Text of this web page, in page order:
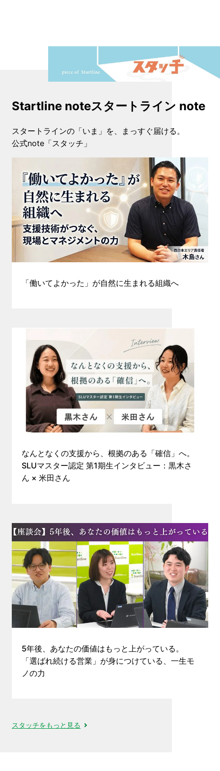
Startline noteスタートライン note
スタートラインの「いま」を、まっすぐ届ける。
公式note「スタッチ」
「働いてよかった」が自然に生まれる組織へ
なんとなくの支援から、根拠のある「確信」へ。
SLUマスター認定 第1期生インタビュー：黒木さ
ん × 米田さん
5年後、あなたの価値はもっと上がっている。
「選ばれ続ける営業」が身につけている、一生モ
ノの力
スタッチをもっと見る